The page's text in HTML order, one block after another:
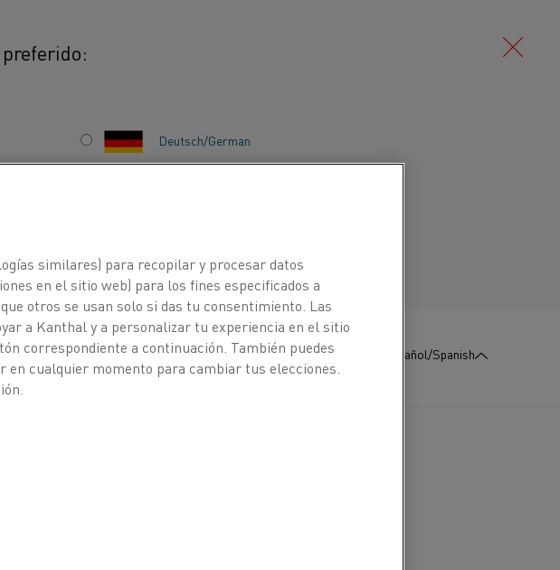
Deutsch/German
:
Póngase en contacto con
nosotros
Español/Spanish
es el proceso de llevar el material a una
hacer para eliminar el agua del material
entre el horno y el material.
similares) para recopilar y procesar datos
en el sitio web) para los fines especificados a
otros se usan solo si das tu consentimiento. Las
a Kanthal y a personalizar tu experiencia en el sitio
correspondiente a continuación. También puedes
cualquier momento para cambiar tus elecciones.